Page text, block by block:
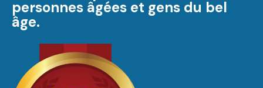
personnes âgées et gens du bel
âge.